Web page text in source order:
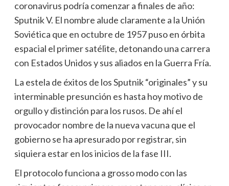
coronavirus podría comenzar a finales de año:
Sputnik V. El nombre alude claramente a la Unión
Soviética que en octubre de 1957 puso en órbita
espacial el primer satélite, detonando una carrera
con Estados Unidos y sus aliados en la Guerra Fría.
La estela de éxitos de los Sputnik “originales” y su
interminable presunción es hasta hoy motivo de
orgullo y distinción para los rusos. De ahí el
provocador nombre de la nueva vacuna que el
gobierno se ha apresurado por registrar, sin
siquiera estar en los inicios de la fase III.
El protocolo funciona a grosso modo con las